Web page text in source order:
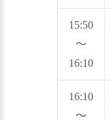
15:50
～
16:10
16:10
～